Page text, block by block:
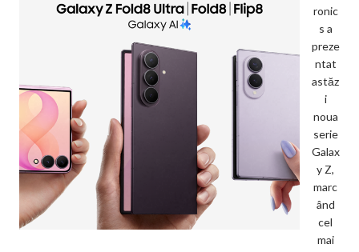
ronic
s a
preze
ntat
astăz
i
noua
serie
Galax
y Z,
marc
ând
cel
mai